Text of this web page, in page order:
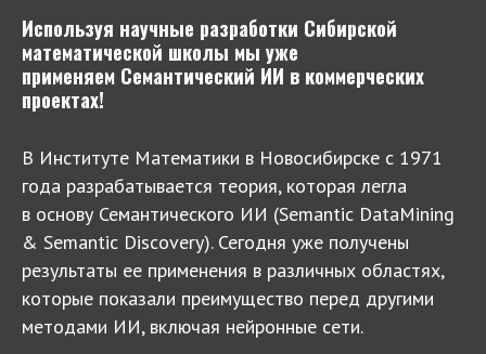
Используя научные разработки Сибирской
математической школы мы уже
применяем Семантический ИИ в коммерческих
проектах!
В Институте Математики в Новосибирске с 1971
года разрабатывается теория, которая легла
в основу Семантического ИИ (Semantic DataMining
& Semantic Discovery). Сегодня уже получены
результаты ее применения в различных областях,
которые показали преимущество перед другими
методами ИИ, включая нейронные сети.